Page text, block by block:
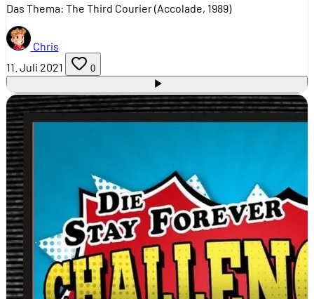
Das Thema: The Third Courier (Accolade, 1989)
Chris
11. Juli 2021
0